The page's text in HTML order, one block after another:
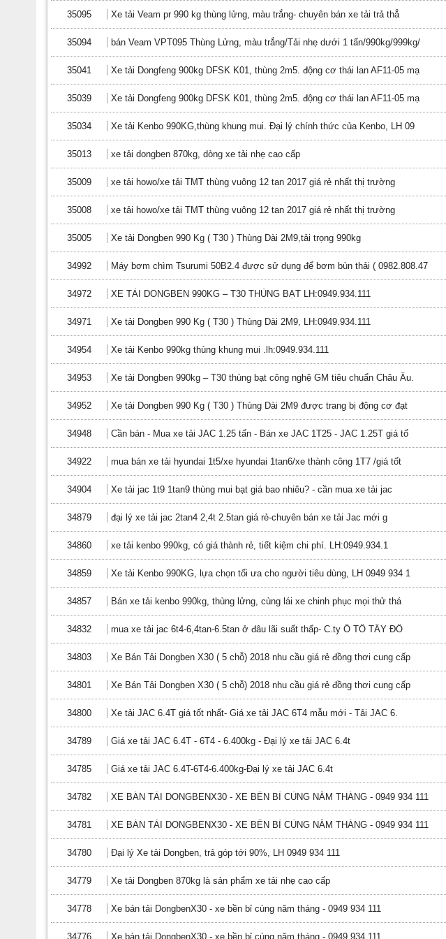
35095 Xe tải Veam pr 990 kg thùng lửng, màu trắng- chuyên bán xe tải trả thẳ
35094 bán Veam VPT095 Thùng Lửng, màu trắng/Tải nhẹ dưới 1 tấn/990kg/999kg/
35041 Xe tải Dongfeng 900kg DFSK K01, thùng 2m5. động cơ thái lan AF11-05 mạ
35039 Xe tải Dongfeng 900kg DFSK K01, thùng 2m5. động cơ thái lan AF11-05 mạ
35034 Xe tải Kenbo 990KG,thùng khung mui. Đại lý chính thức của Kenbo, LH 09
35013 xe tải dongben 870kg, dòng xe tải nhẹ cao cấp
35009 xe tải howo/xe tải TMT thùng vuông 12 tan 2017 giá rẻ nhất thị trường
35008 xe tải howo/xe tải TMT thùng vuông 12 tan 2017 giá rẻ nhất thị trường
35005 Xe tải Dongben 990 Kg ( T30 ) Thùng Dài 2M9,tải trọng 990kg
34992 Máy bơm chìm Tsurumi 50B2.4 được sử dụng để bơm bùn thải ( 0982.808.47
34972 XE TẢI DONGBEN 990KG – T30 THÙNG BẠT LH:0949.934.111
34971 Xe tải Dongben 990 Kg ( T30 ) Thùng Dài 2M9, LH:0949.934.111
34954 Xe tải Kenbo 990kg thùng khung mui .lh:0949.934.111
34953 Xe tải Dongben 990kg – T30 thùng bạt công nghệ GM tiêu chuẩn Châu Âu.
34952 Xe tải Dongben 990 Kg ( T30 ) Thùng Dài 2M9 được trang bị động cơ đạt
34948 Cần bán - Mua xe tải JAC 1.25 tấn - Bán xe JAC 1T25 - JAC 1.25T giá tố
34922 mua bán xe tải hyundai 1t5/xe hyundai 1tan6/xe thành công 1T7 /giá tốt
34904 Xe tải jac 1t9 1tan9 thùng mui bạt giá bao nhiêu? - cần mua xe tải jac
34879 đại lý xe tải jac 2tan4 2,4t 2.5tan giá rẻ-chuyên bán xe tải Jac mới g
34860 xe tải kenbo 990kg, có giá thành rẻ, tiết kiệm chi phí. LH:0949.934.1
34859 Xe tải Kenbo 990KG, lựa chọn tối ưa cho người tiêu dùng, LH 0949 934 1
34857 Bán xe tải kenbo 990kg, thùng lửng, cùng lái xe chinh phục mọi thử thá
34832 mua xe tải jac 6t4-6,4tan-6.5tan ở đâu lãi suất thấp- C.ty Ô TÔ TÂY ĐÔ
34803 Xe Bán Tải Dongben X30 ( 5 chỗ) 2018 nhu cầu giá rẻ đồng thơi cung cấp
34801 Xe Bán Tải Dongben X30 ( 5 chỗ) 2018 nhu cầu giá rẻ đồng thơi cung cấp
34800 Xe tải JAC 6.4T giá tốt nhất- Giá xe tải JAC 6T4 mẫu mới - Tải JAC 6.
34789 Giá xe tải JAC 6.4T - 6T4 - 6.400kg - Đại lý xe tải JAC 6.4t
34785 Giá xe tải JAC 6.4T-6T4-6.400kg-Đại lý xe tải JAC 6.4t
34782 XE BÁN TẢI DONGBENX30 - XE BỀN BỈ CÙNG NĂM THÁNG - 0949 934 111
34781 XE BÁN TẢI DONGBENX30 - XE BỀN BỈ CÙNG NĂM THÁNG - 0949 934 111
34780 Đại lý Xe tải Dongben, trả góp tới 90%, LH 0949 934 111
34779 Xe tải Dongben 870kg là sản phẩm xe tải nhẹ cao cấp
34778 Xe bán tải DongbenX30 - xe bền bỉ cùng năm tháng - 0949 934 111
34776 Xe bán tải DongbenX30 - xe bền bỉ cùng năm tháng - 0949 934 111